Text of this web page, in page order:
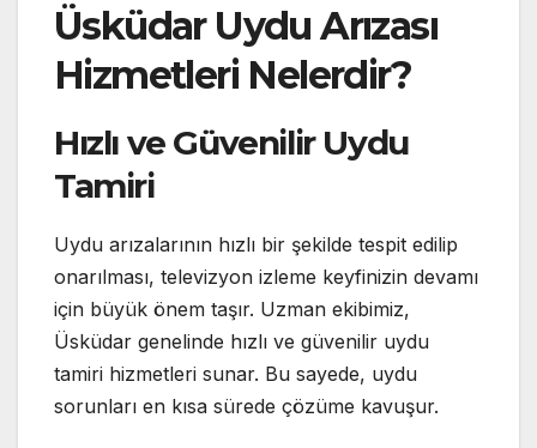
Üsküdar Uydu Arızası
Hizmetleri Nelerdir?
Hızlı ve Güvenilir Uydu
Tamiri
Uydu arızalarının hızlı bir şekilde tespit edilip
onarılması, televizyon izleme keyfinizin devamı
için büyük önem taşır. Uzman ekibimiz,
Üsküdar genelinde hızlı ve güvenilir uydu
tamiri hizmetleri sunar. Bu sayede, uydu
sorunları en kısa sürede çözüme kavuşur.